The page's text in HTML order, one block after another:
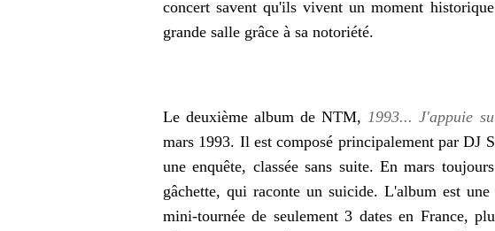
concert savent qu'ils vivent un moment
grande salle grâce à sa notoriété.
Le deuxième album de NTM, 1993... J'appuie
mars 1993. Il est composé principalement par DJ
une enquête, classée sans suite. En mars
gâchette, qui raconte un suicide. L'album est
mini-tournée de seulement 3 dates en France,